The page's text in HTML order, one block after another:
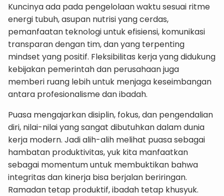
Kuncinya ada pada pengelolaan waktu sesuai ritme
energi tubuh, asupan nutrisi yang cerdas,
pemanfaatan teknologi untuk efisiensi, komunikasi
transparan dengan tim, dan yang terpenting
mindset yang positif. Fleksibilitas kerja yang didukung
kebijakan pemerintah dan perusahaan juga
memberi ruang lebih untuk menjaga keseimbangan
antara profesionalisme dan ibadah.
Puasa mengajarkan disiplin, fokus, dan pengendalian
diri, nilai-nilai yang sangat dibutuhkan dalam dunia
kerja modern. Jadi alih-alih melihat puasa sebagai
hambatan produktivitas, yuk kita manfaatkan
sebagai momentum untuk membuktikan bahwa
integritas dan kinerja bisa berjalan beriringan.
Ramadan tetap produktif, ibadah tetap khusyuk.